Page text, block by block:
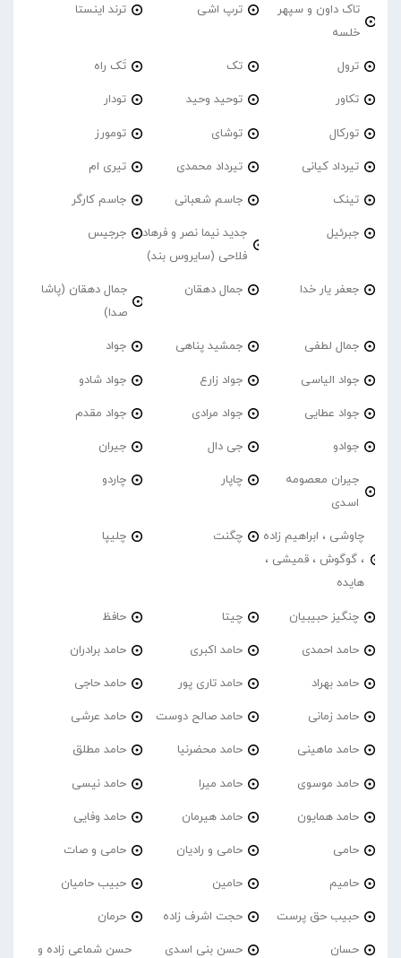
تاک داون و سپهر
خلسه
ترپ اشی ترند اینستا
ترول تک تَک راه
تکاور توحید وحید تودار
تورکال توشای تومورز
تیرداد کیانی تیرداد محمدی تیری ام
تینک جاسم شعبانی جاسم کارگر
جبرئیل
جدید نیما نصر و فرهاد
فلاحی (سایروس بند)
جرجیس
جعفر یار خدا جمال دهقان
جمال دهقان (پاشا
صدا)
جمال لطفی جمشید پناهی جواد
جواد الیاسی جواد زارع جواد شادو
جواد عطایی جواد مرادی جواد مقدم
جوادو جی دال جیران
جیران معصومه
اسدی
چاپار چاردو
چاوشی ، ابراهیم زاده
، گوگوش ، قمیشی ،
هایده
چگنت چلیپا
چنگیز حبیبیان چیتا حافظ
حامد احمدی حامد اکبری حامد برادران
حامد بهراد حامد تاری پور حامد حاجی
حامد زمانی حامد صالح دوست حامد عرشی
حامد ماهینی حامد محضرنیا حامد مطلق
حامد موسوی حامد میرا حامد نیسی
حامد همایون حامد هیرمان حامد وفایی
حامی حامی و رادیان حامی و صات
حامیم حامین حبیب حامیان
حبیب حق پرست حجت اشرف زاده حرمان
حسان حسن بنی اسدی
حسن شماعی زاده و